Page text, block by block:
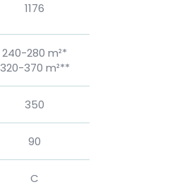
1176
240-280 m²*
320-370 m²**
350
90
C